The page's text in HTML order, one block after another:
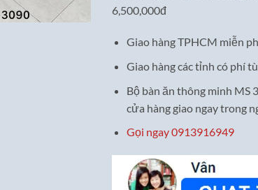
6,500,000đ
Giao hàng TPHCM miễn
Giao hàng các tỉnh có phí
Bộ bàn ăn thông minh MS
cửa hàng giao ngay trong
Gọi ngay 0913916949